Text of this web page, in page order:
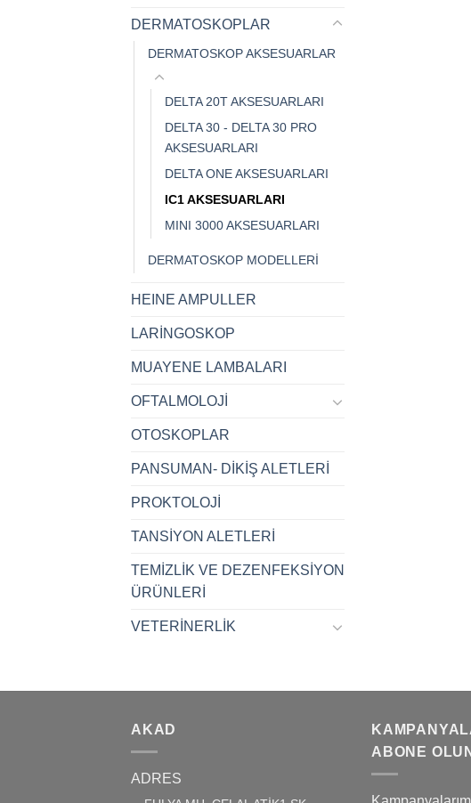
DERMATOSKOPLAR
DERMATOSKOP AKSESUARLAR
DELTA 20T AKSESUARLARI
DELTA 30 - DELTA 30 PRO
AKSESUARLARI
DELTA ONE AKSESUARLARI
IC1 AKSESUARLARI
MINI 3000 AKSESUARLARI
DERMATOSKOP MODELLERİ
HEINE AMPULLER
LARİNGOSKOP
MUAYENE LAMBALARI
OFTALMOLOJİ
OTOSKOPLAR
PANSUMAN- DİKİŞ ALETLERİ
PROKTOLOJİ
TANSİYON ALETLERİ
TEMİZLİK VE DEZENFEKSİYON
ÜRÜNLERİ
VETERİNERLİK
AKAD
ADRES
ABONE OLUN